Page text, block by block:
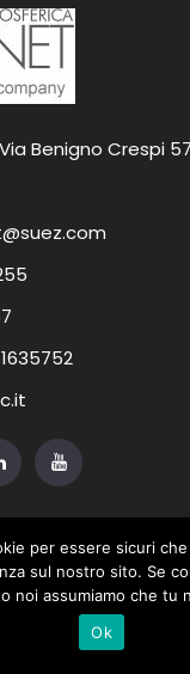
Benigno Crespi 57
per essere sicuri
sul nostro sito. Se
noi assumiamo che tu
Ok